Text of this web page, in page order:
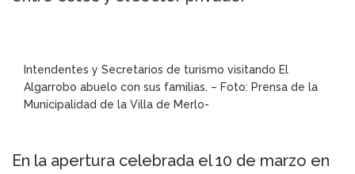
Intendentes y Secretarios de turismo visitando El
Algarrobo abuelo con sus familias. – Foto: Prensa de la
Municipalidad de la Villa de Merlo-
En la apertura celebrada el 10 de marzo en